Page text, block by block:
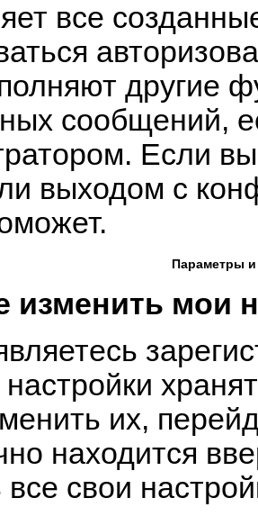
все
другие
сообщений,
Если
выходом с
Параметры и
изменить мои
их,
находится
свои